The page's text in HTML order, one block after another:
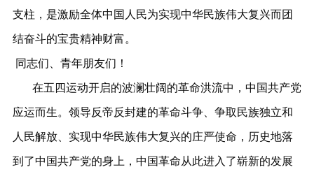
支柱，是激励全体中国人民为实现中华民族伟大复兴而团
结奋斗的宝贵精神财富。
同志们、青年朋友们！
在五四运动开启的波澜壮阔的革命洪流中，中国共产党
应运而生。领导反帝反封建的革命斗争、争取民族独立和
人民解放、实现中华民族伟大复兴的庄严使命，历史地落
到了中国共产党的身上，中国革命从此进入了崭新的发展